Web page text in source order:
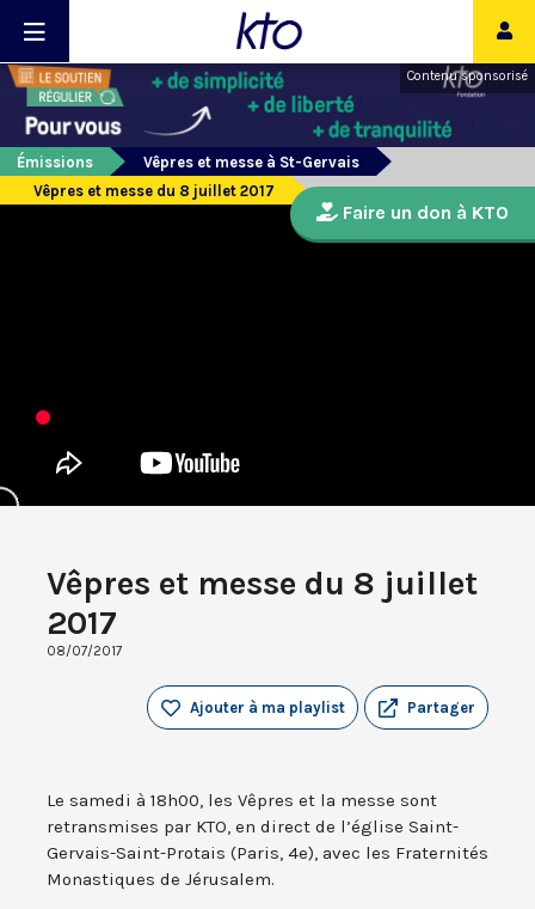
Contenu sponsorisé
Émissions
Vêpres et messe à St-Gervais
Vêpres et messe du 8 juillet 2017
Vêpres et messe du 8 juillet
2017
08/07/2017
Partager
Ajouter à ma playlist
Le samedi à 18h00, les Vêpres et la messe sont
retransmises par KTO, en direct de l’église Saint-
Gervais-Saint-Protais (Paris, 4e), avec les Fraternités
Monastiques de Jérusalem.
Faire un don à KTO